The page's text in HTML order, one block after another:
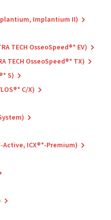
Implantium II)
TECH OsseoSpeed®* EV)
TECH OsseoSpeed®* TX)
S)
C/X)
Active, ICX®*-Premium)